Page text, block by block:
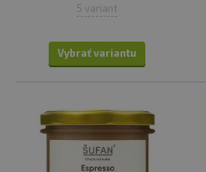
✅ AKO POUŽIŤ ORECHOVÉ
rozmanité a sú všestranným
pokrmy a recepty.Môžete ich
samostatnú pochúťku na
pudingu, na palacinky alebo na
sú tiež často využívané pri
omáčok v ázijskej kuchyni, kde
5 variant
Vybrať variantu